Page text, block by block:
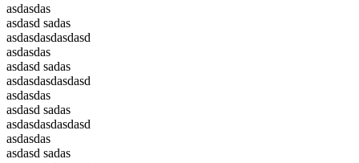
asdasdas
asdasd sadas
asdasdasdasdasd
asdasdas
asdasd sadas
asdasdasdasdasd
asdasdas
asdasd sadas
asdasdasdasdasd
asdasdas
asdasd sadas